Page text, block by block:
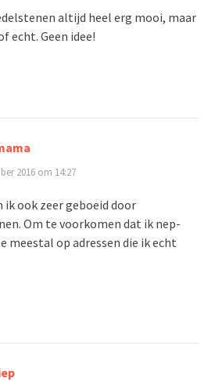
altijd heel erg mooi, maar
echt. Geen idee!
2016 om 14:27
ik ook zeer geboeid door
Om te voorkomen dat ik nep-
meestal op adressen die ik echt